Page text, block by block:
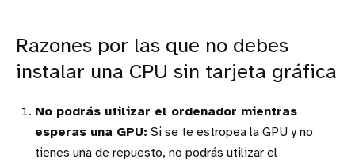
Razones por las que no debes
instalar una CPU sin tarjeta gráfica
No podrás utilizar el ordenador mientras
esperas una GPU: Si se te estropea la GPU y no
tienes una de repuesto, no podrás utilizar el